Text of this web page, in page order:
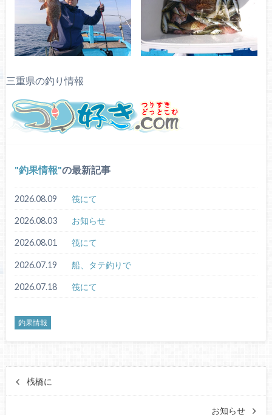
三重県の釣り情報
釣果情報 の最新記事
2026.08.09 筏にて
2026.08.03 お知らせ
2026.08.01 筏にて
2026.07.19 船、タテ釣りで
2026.07.18 筏にて
釣果情報
桟橋に
お知らせ